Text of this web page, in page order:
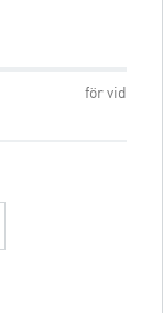
för vid